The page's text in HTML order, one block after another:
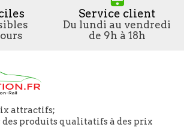
Service client
Du lundi au vendredi
de 9h à 18h
attractifs;
des produits qualitatifs à des prix